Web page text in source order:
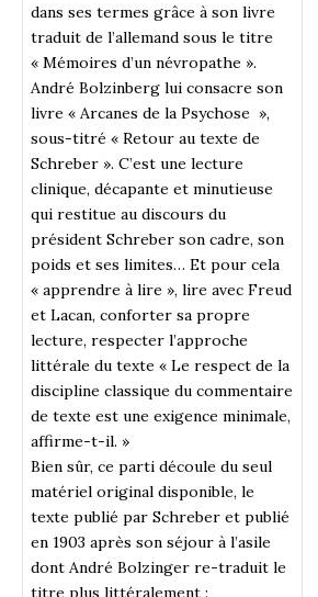
dans ses termes grâce à son livre
traduit de l’allemand sous le titre
« Mémoires d’un névropathe ».
André Bolzinberg lui consacre son
livre « Arcanes de la Psychose »,
sous-titré « Retour au texte de
Schreber ». C’est une lecture
clinique, décapante et minutieuse
qui restitue au discours du
président Schreber son cadre, son
poids et ses limites… Et pour cela
« apprendre à lire », lire avec Freud
et Lacan, conforter sa propre
lecture, respecter l’approche
littérale du texte « Le respect de la
discipline classique du commentaire
de texte est une exigence minimale,
affirme-t-il. »
Bien sûr, ce parti découle du seul
matériel original disponible, le
texte publié par Schreber et publié
en 1903 après son séjour à l’asile
dont André Bolzinger re-traduit le
titre plus littéralement :